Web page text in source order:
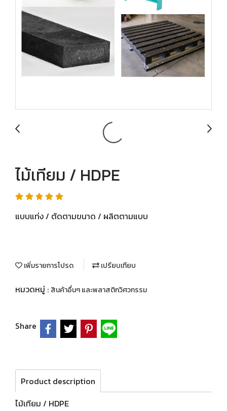
ไม้เทียม / HDPE
แบบแท่ง / ตัดตามขนาด / ผลิตตามแบบ
เพิ่มรายการโปรด เปรียบเทียบ
หมวดหมู่ : สินค้าอื่นๆ และพลาสติกวิศวกรรม
Share
Product description
ไม้เทียม / HDPE